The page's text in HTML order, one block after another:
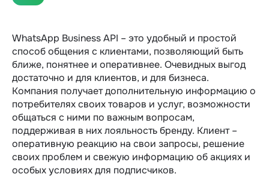
WhatsApp Business API – это удобный и простой
способ общения с клиентами, позволяющий быть
ближе, понятнее и оперативнее. Очевидных выгод
достаточно и для клиентов, и для бизнеса.
Компания получает дополнительную информацию о
потребителях своих товаров и услуг, возможности
общаться с ними по важным вопросам,
поддерживая в них лояльность бренду. Клиент –
оперативную реакцию на свои запросы, решение
своих проблем и свежую информацию об акциях и
особых условиях для подписчиков.